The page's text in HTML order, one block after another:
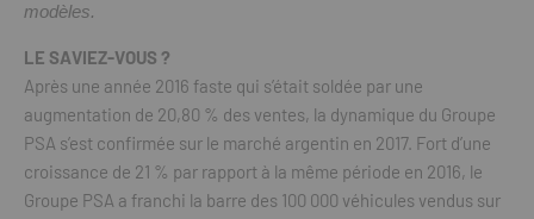
modèles.
LE SAVIEZ-VOUS ?
Après une année 2016 faste qui s’était soldée par une
augmentation de 20,80 % des ventes, la dynamique du Groupe
PSA s’est confirmée sur le marché argentin en 2017. Fort d’une
croissance de 21 % par rapport à la même période en 2016, le
Groupe PSA a franchi la barre des 100 000 véhicules vendus sur